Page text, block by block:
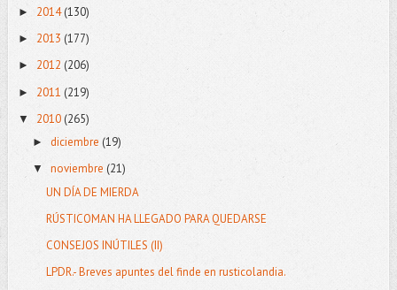
► 2014(130)
► 2013 (177)
► 2012 (206)
► 2011 (219)
▼ 2010(265)
► diciembre (19)
▼ noviembre (21)
UN DÍA DE MIERDA
RÚSTICOMAN HA LLEGADO PARA QUEDARSE
CONSEJOS INÚTILES (II)
LPDR.- Breves apuntes del finde en rusticolandia.